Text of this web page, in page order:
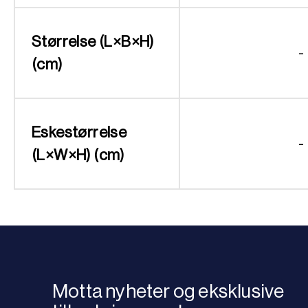
Størrelse (L×B×H)
(cm)
-
Eskestørrelse
(L×W×H) (cm)
-
Motta nyheter og eksklusive